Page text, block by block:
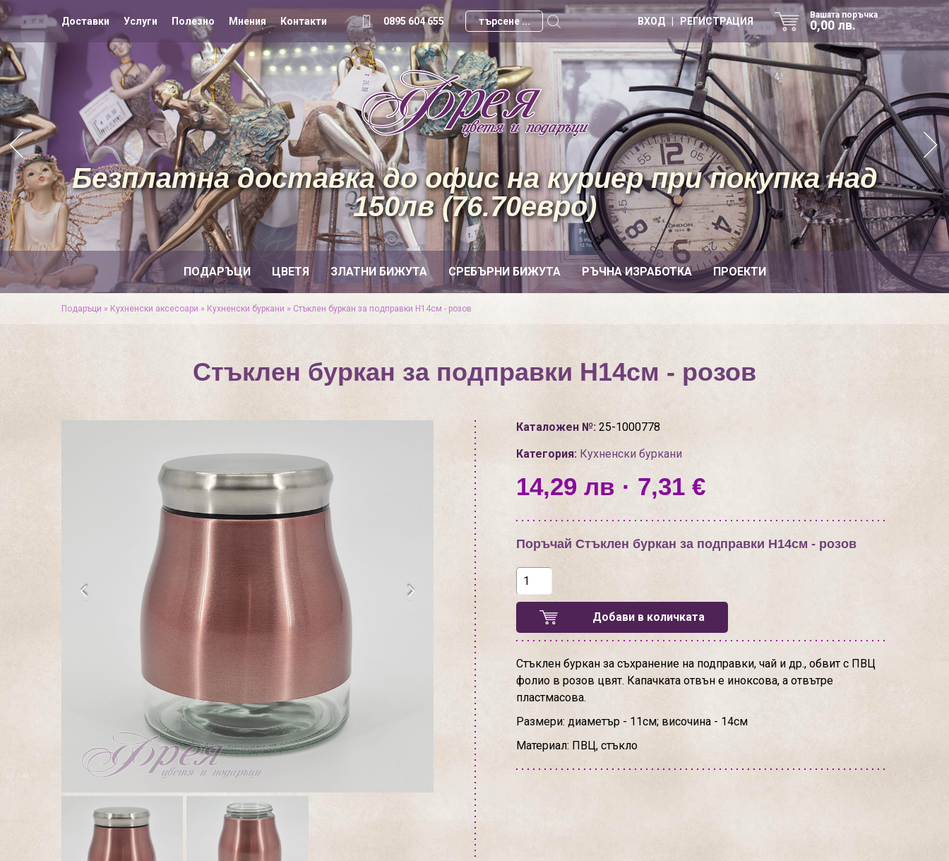
Доставки Услуги Полезно Мнения Контакти 0895 604 655
Вашата поръчка
0,00 лв.
ВХОД | РЕГИСТРАЦИЯ
ПОДАРЪЦИ ЦВЕТЯ ЗЛАТНИ БИЖУТА СРЕБЪРНИ БИЖУТА РЪЧНА ИЗРАБОТКА ПРОЕКТИ
Безплатна доставка до офис на куриер при покупка над
150лв (76.70евро)
Подаръци » Кухненски аксесоари » Кухненски буркани » Стъклен буркан за подправки Н14см - розов
Стъклен буркан за подправки Н14см - розов
Каталожен №:25-1000778
Категория: Кухненски буркани
14,29 лв · 7,31 €
Поръчай Стъклен буркан за подправки Н14см - розов
Добави в количката
Стъклен буркан за съхранение на подправки, чай и др., обвит с ПВЦ
фолио в розов цвят. Капачката отвън е иноксова, а отвътре
пластмасова.
Размери: диаметър - 11см; височина - 14см
Материал: ПВЦ, стъкло